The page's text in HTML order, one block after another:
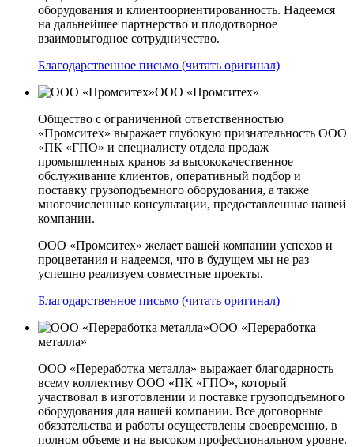
оборудования и клиентоориентированность. Надеемся
на дальнейшее партнерство и плодотворное
взаимовыгодное сотрудничество.
Благодарственное письмо (читать оригинал)
ООО «Промситех»
Общество с ограниченной ответственностью
«Промситех» выражает глубокую признательность ООО
«ПК «ГПО» и специалисту отдела продаж
промышленных кранов за высококачественное
обслуживание клиентов, оперативный подбор и
поставку грузоподъемного оборудования, а также
многочисленные консультации, предоставленные нашей
компании.
ООО «Промситех» желает вашей компании успехов и
процветания и надеемся, что в будущем мы не раз
успешно реализуем совместные проекты.
Благодарственное письмо (читать оригинал)
ООО «Переработка
металла»
ООО «Переработка металла» выражает благодарность
всему коллективу ООО «ПК «ГПО», который
участвовал в изготовлении и поставке грузоподъемного
оборудования для нашей компании. Все договорные
обязательства и работы осуществлены своевременно, в
полном объеме и на высоком профессиональном уровне.